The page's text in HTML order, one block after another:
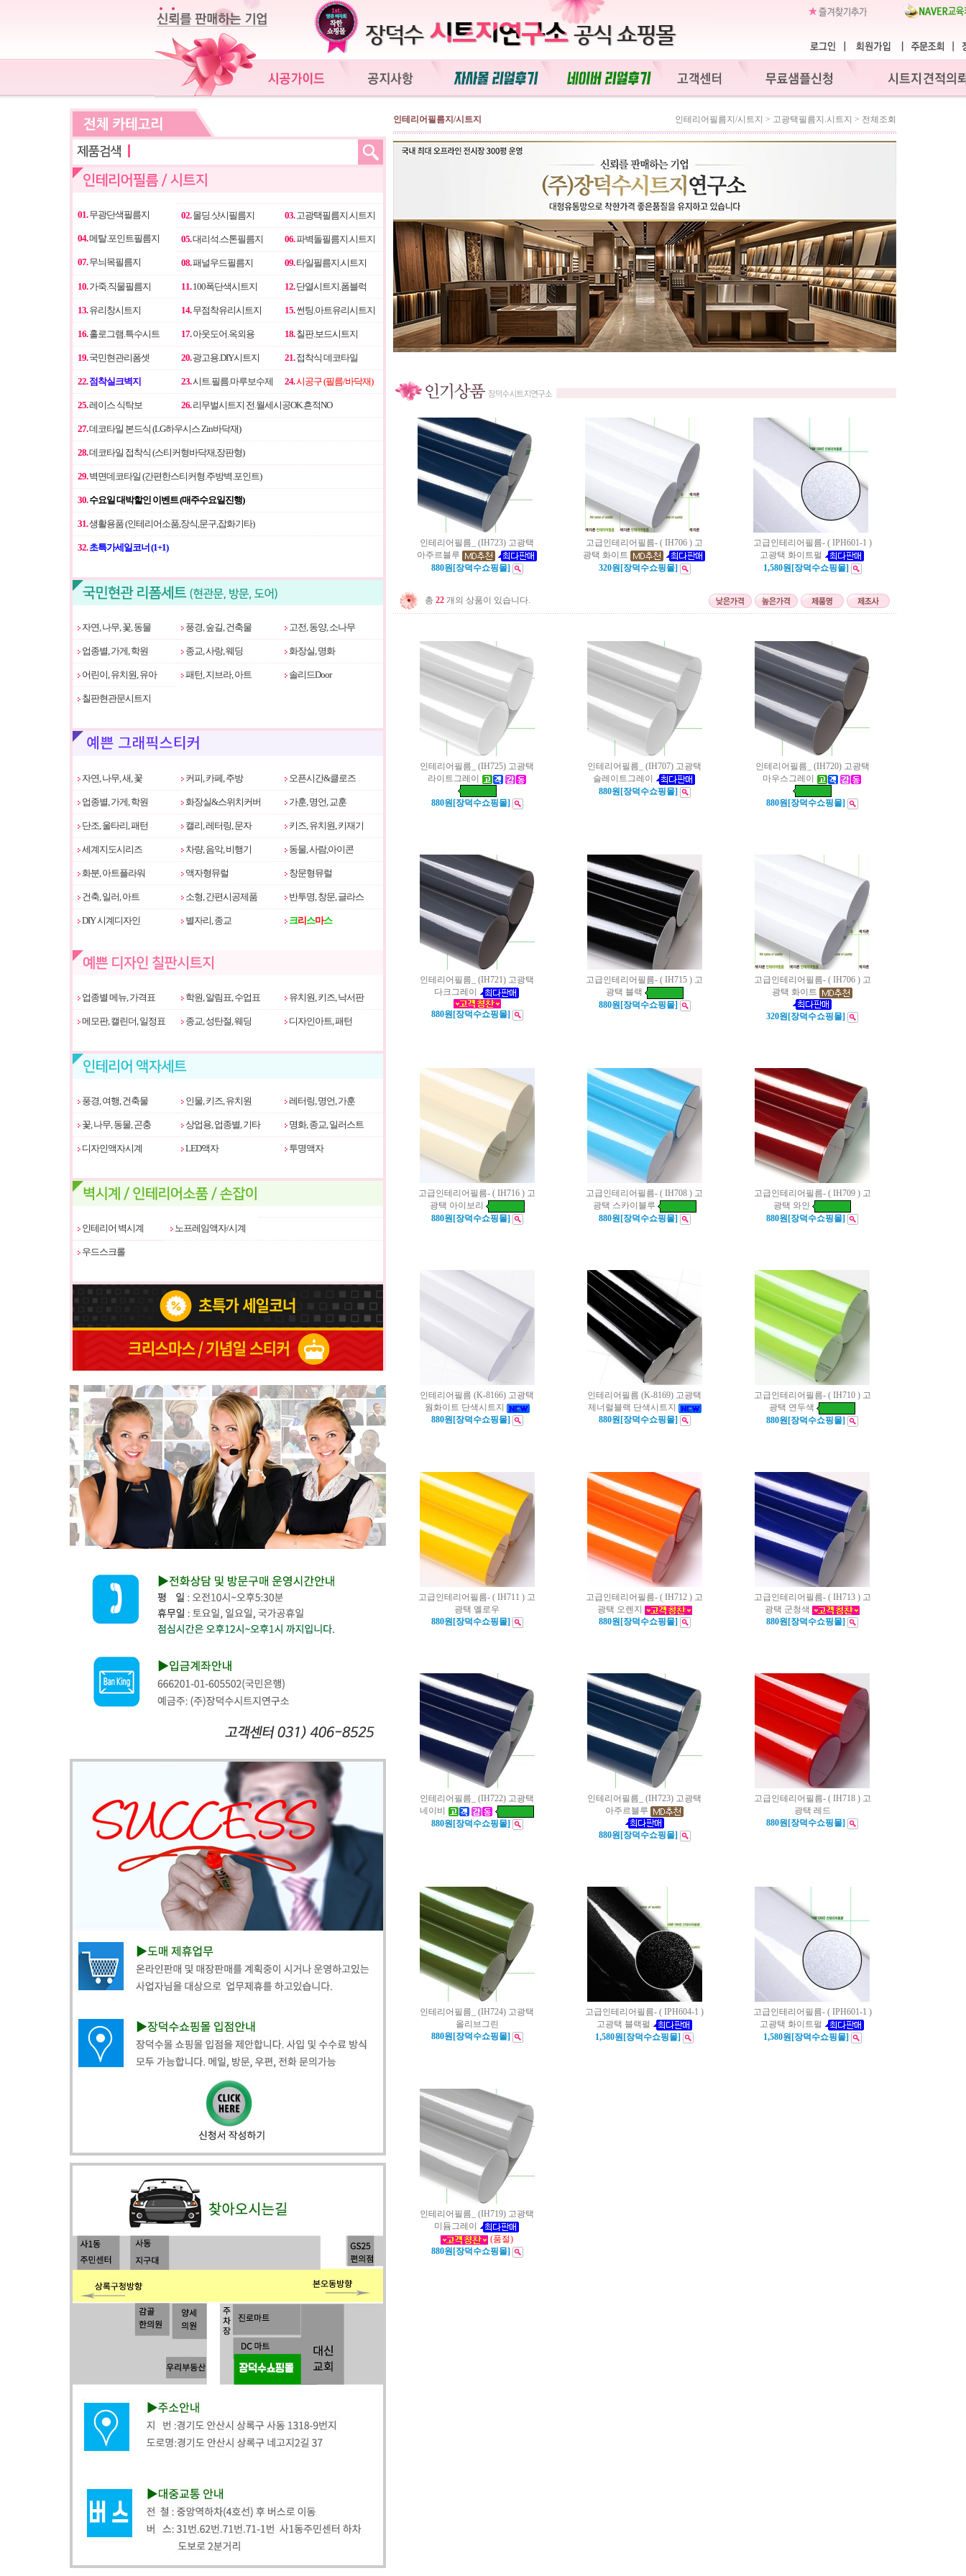
01.무광단색필름지 02.몰딩.샷시필름지 03.고광택필름지.시트지
04.메탈.포인트필름지 05.대리석.스톤필름지 06.파벽돌필름지.시트지
07.무늬목필름지 08.패널우드필름지 09.타일필름지.시트지
10.가죽.직물필름지 11.100폭단색시트지 12.단열시트지.폼블럭
13.유리창시트지 14.무점착유리시트지 15.썬팅.아트유리시트지
16.홀로그램.특수시트 17.아웃도어.옥외용 18.칠판.보드시트지
19.국민현관리폼셋 20.광고용.DIY시트지 21.접착식 데코타일
22. 점착실크벽지 23.시트.필름.마루보수제 24.시공구 (필름/바닥재)
25.레이스 식탁보 26.리무벌시트지 전.월세시공OK.흔적NO
27.데코타일 본드식 (LG하우시스 Zin바닥재)
28.데코타일 접착식 (스티커형바닥재,장판형)
29.벽면데코타일 (간편한스티커형.주방벽.포인트)
30.수요일 대박할인 이벤트 (매주수요일진행)
31.생활용품 (인테리어소품,장식,문구,잡화기타)
32.초특가세일코너 (1+1)
자연, 나무, 꽃, 동물 풍경, 숲길, 건축물 고전, 동양, 소나무
업종별, 가게, 학원 종교, 사랑, 웨딩 화장실, 명화
어린이, 유치원, 유아 패턴, 지브라, 아트 솔리드Door
칠판현관문시트지
자연, 나무, 새, 꽃 커피, 카페, 주방 오픈시간&클로즈
업종별, 가게, 학원 화장실&스위치커버 가훈, 명언, 교훈
단조, 울타리, 패턴 캘리, 레터링, 문자 키즈, 유치원, 키재기
세계지도시리즈 차량, 음악, 비행기 동물, 사람,아이콘
화분, 아트플라워 액자형뮤럴 창문형뮤럴
건축, 일러, 아트 소형, 간편시공제품 반투명, 창문, 글라스
DIY 시계디자인 별자리, 종교 크리 스마스
업종별 메뉴, 가격표 학원, 알림표, 수업표 유치원, 키즈, 낙서판
메모판, 캘린더, 일정표 종교, 성탄절, 웨딩 디자인아트, 패턴
풍경, 여행, 건축물 인물, 키즈, 유치원 레터링, 명언, 가훈
꽃, 나무, 동물, 곤충 상업용, 업종별, 기타 명화, 종교, 일러스트
디자인액자시계 LED액자 투명액자
인테리어 벽시계 노프레임액자/시계
우드스크롤
인테리어필름지/시트지 인테리어필름지/시트지 > 고광택필름지.시트지 > 전체조회
인테리어필름_ (IH723) 고광택
아주르블루
880원[장덕수쇼핑몰]
고급인테리어필름- ( IH706 ) 고
광택 화이트
320원[장덕수쇼핑몰]
고급인테리어필름- ( IPH601-1 )
고광택 화이트펄
1,580원[장덕수쇼핑몰]
총 22 개의 상품이 있습니다.
인테리어필름_ (IH725) 고광택
라이트그레이
880원[장덕수쇼핑몰]
인테리어필름_ (IH707) 고광택
슬레이트그레이
880원[장덕수쇼핑몰]
인테리어필름_ (IH720) 고광택
마우스그레이
880원[장덕수쇼핑몰]
인테리어필름_ (IH721) 고광택
다크그레이
880원[장덕수쇼핑몰]
고급인테리어필름- ( IH715 ) 고
광택 블랙
880원[장덕수쇼핑몰]
고급인테리어필름- ( IH706 ) 고
광택 화이트
320원[장덕수쇼핑몰]
고급인테리어필름- ( IH716 ) 고
광택 아이보리
880원[장덕수쇼핑몰]
고급인테리어필름- ( IH708 ) 고
광택 스카이블루
880원[장덕수쇼핑몰]
고급인테리어필름- ( IH709 ) 고
광택 와인
880원[장덕수쇼핑몰]
인테리어필름 (K-8166) 고광택
웜화이트 단색시트지
880원[장덕수쇼핑몰]
인테리어필름 (K-8169) 고광택
제너럴블랙 단색시트지
880원[장덕수쇼핑몰]
고급인테리어필름- ( IH710 ) 고
광택 연두색
880원[장덕수쇼핑몰]
고급인테리어필름- ( IH711 ) 고
광택 옐로우
880원[장덕수쇼핑몰]
고급인테리어필름- ( IH712 ) 고
광택 오렌지
880원[장덕수쇼핑몰]
고급인테리어필름- ( IH713 ) 고
광택 군청색
880원[장덕수쇼핑몰]
인테리어필름_ (IH722) 고광택
네이비
880원[장덕수쇼핑몰]
인테리어필름_ (IH723) 고광택
아주르블루
880원[장덕수쇼핑몰]
고급인테리어필름- ( IH718 ) 고
광택 레드
880원[장덕수쇼핑몰]
인테리어필름_ (IH724) 고광택
올리브그린
880원[장덕수쇼핑몰]
고급인테리어필름- ( IPH604-1 )
고광택 블랙펄
1,580원[장덕수쇼핑몰]
고급인테리어필름- ( IPH601-1 )
고광택 화이트펄
1,580원[장덕수쇼핑몰]
인테리어필름_ (IH719) 고광택
미듐그레이
(품절)
880원[장덕수쇼핑몰]